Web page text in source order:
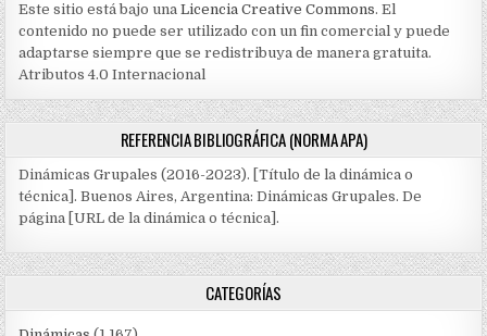
Este sitio está bajo unaLicencia Creative Commons. El
contenido no puede ser utilizado con un fin comercial y puede
adaptarse siempre que se redistribuya de manera gratuita.
Atributos 4.0 Internacional
REFERENCIA BIBLIOGRÁFICA (NORMA APA)
Dinámicas Grupales (2016-2023). [Título de la dinámica o
técnica]. Buenos Aires, Argentina: Dinámicas Grupales. De
página [URL de la dinámica o técnica].
CATEGORÍAS